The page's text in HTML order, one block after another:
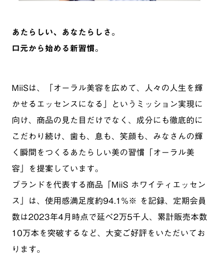
あたらしい、あなたらしさ。
口元から始める新習慣。
MiiSは、「オーラル美容を広めて、人々の人生を輝
かせるエッセンスになる」というミッション実現に
向け、商品の見た目だけでなく、成分にも徹底的に
こだわり続け、歯も、息も、笑顔も、みなさんの輝
く瞬間をつくるあたらしい美の習慣「オーラル美
容」を提案しています。
ブランドを代表する商品「MiiS ホワイティエッセン
ス」は、使用感満足度約94.1%※ を記録、定期会員
数は2023年4月時点で延べ2万5千人、累計販売本数
10万本を突破するなど、大変ご好評をいただいてお
ります。